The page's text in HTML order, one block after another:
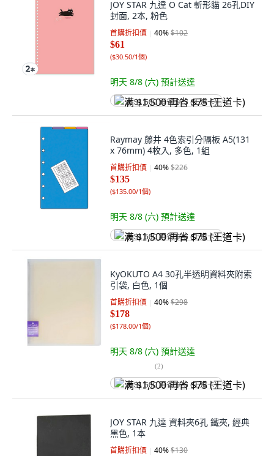
JOY STAR 九達 O Cat 斬形貓 26孔DIY
封面, 2本, 粉色
首購折扣價 40%$102
$61
($30.50/1個)
明天 8/8 (六) 預計送達
满 $1,500 再省 $75 (王道卡)
Raymay 藤井 4色索引分隔板 A5(131
x 76mm) 4枚入, 多色, 1組
首購折扣價 40%$226
$135
($135.00/1個)
明天 8/8 (六) 預計送達
满 $1,500 再省 $75 (王道卡)
KyOKUTO A4 30孔半透明資料夾附索
引袋, 白色, 1個
首購折扣價 40%$298
$178
($178.00/1個)
明天 8/8 (六) 預計送達
(2)
满 $1,500 再省 $75 (王道卡)
JOY STAR 九達 資料夾6孔 鐵夾, 經典
黑色, 1本
首購折扣價 40%$130